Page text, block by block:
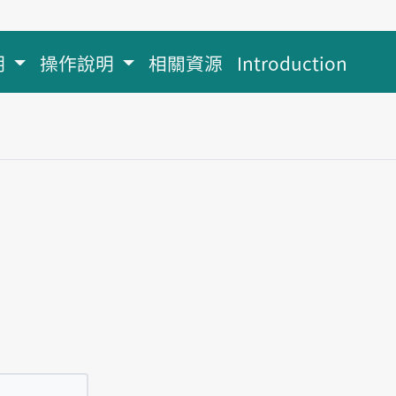
操作說明 相關資源 Introduction